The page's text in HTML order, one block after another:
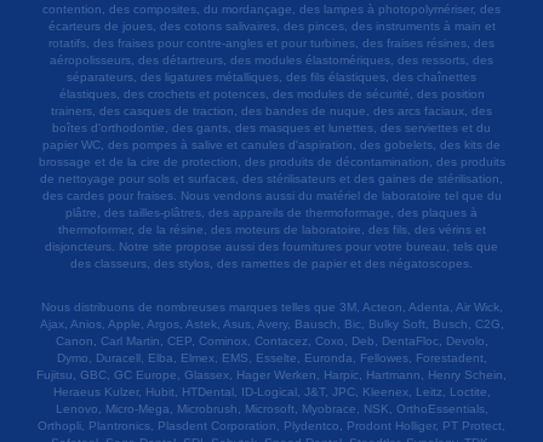
contention, des composites, du mordançage, des lampes à photopolymériser, des
écarteurs de joues, des cotons salivaires, des pinces, des instruments à main et
rotatifs, des fraises pour contre-angles et pour turbines, des fraises résines, des
aéropolisseurs, des détartreurs, des modules élastomériques, des ressorts, des
séparateurs, des ligatures métalliques, des fils élastiques, des chaînettes
élastiques, des crochets et potences, des modules de sécurité, des position
trainers, des casques de traction, des bandes de nuque, des arcs faciaux, des
boîtes d'orthodontie, des gants, des masques et lunettes, des serviettes et du
papier WC, des pompes à salive et canules d'aspiration, des gobelets, des kits de
brossage et de la cire de protection, des produits de décontamination, des produits
de nettoyage pour sols et surfaces, des stérilisateurs et des gaines de stérilisation,
des cardes pour fraises. Nous vendons aussi du matériel de laboratoire tel que du
plâtre, des tailles-plâtres, des appareils de thermoformage, des plaques à
thermoformer, de la résine, des moteurs de laboratoire, des fils, des vérins et
disjoncteurs. Notre site propose aussi des fournitures pour votre bureau, tels que
des classeurs, des stylos, des ramettes de papier et des négatoscopes.
Nous distribuons de nombreuses marques telles que 3M, Acteon, Adenta, Air Wick,
Ajax, Anios, Apple, Argos, Astek, Asus, Avery, Bausch, Bic, Bulky Soft, Busch, C2G,
Canon, Carl Martin, CEP, Cominox, Contacez, Coxo, Deb, DentaFloc, Devolo,
Dymo, Duracell, Elba, Elmex, EMS, Esselte, Euronda, Fellowes, Forestadent,
Fujitsu, GBC, GC Europe, Glassex, Hager Werken, Harpic, Hartmann, Henry Schein,
Heraeus Kulzer, Hubit, HTDental, ID-Logical, J&T, JPC, Kleenex, Leitz, Loctite,
Lenovo, Micro-Mega, Microbrush, Microsoft, Myobrace, NSK, OrthoEssentials,
Orthopli, Plantronics, Plasdent Corporation, Plydentco, Prodont Holliger, PT Protect,